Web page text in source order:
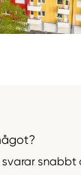
svarar snabbt